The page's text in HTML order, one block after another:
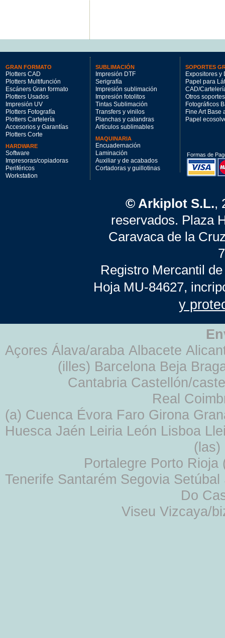
GRAN FORMATO
Plotters CAD
Plotters Multifunción
Escáners Gran formato
Plotters Usados
Impresión UV
Plotters Fotografía
Plotters Cartelería
Accesorios y Garantías
Plotters Corte
HARDWARE
Software
Impresoras/copiadoras
Periféricos
Workstation
SUBLIMACIÓN
Impresión DTF
Serigrafía
Impresión sublimación
Impresión fotolitos
Tintas Sublimación
Transfers y vinilos
Planchas y calandras
Artículos sublimables
MAQUINARIA
Encuadernación
Laminación
Auxiliar y de acabados
Cortadoras y guillotinas
SOPORTES
Expositores y
Papel para
CAD/
Otros soportes
Fotográficos
Fine Art Base
Papel
Formas de
© Arkiplot S.L.,
reservados. Plaza
Caravaca de la
Registro Mercantil
Hoja MU-84627,
y
Açores Álava/araba Albacete
(illes) Barcelona Beja
Cantabria Castellón/
Real
(a) Cuenca Évora Faro Girona
Huesca Jaén Leiria León Lisboa
Portalegre Porto
Tenerife Santarém Segovia
Do
Viseu Vizcaya/